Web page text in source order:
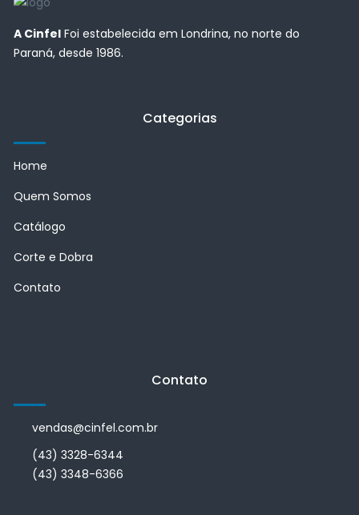
A Cinfel Foi estabelecida em Londrina, no norte do
Paraná, desde 1986.
Categorias
Home
Quem Somos
Catálogo
Corte e Dobra
Contato
Contato
vendas@cinfel.com.br
(43) 3328-6344
(43) 3348-6366